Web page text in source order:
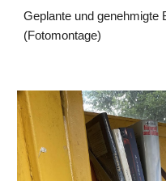
Geplante und genehmigte
(Fotomontage)